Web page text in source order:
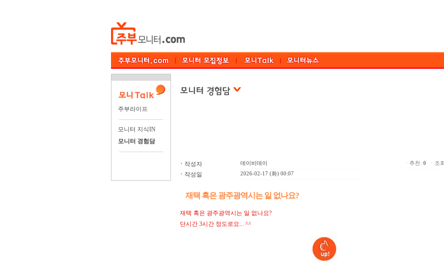
주부라이프
모니터 지식IN
모니터 경험담
ㆍ 작성자 데이비데이
ㆍ 작성일 2026-02-17 (화) 00:07
ㆍ추천: 0 ㆍ조
재택 혹은 광주광역시는 일 없나요?
재택 혹은 광주광역시는 일 없나요?
단시간 3시간 정도로요... ^^